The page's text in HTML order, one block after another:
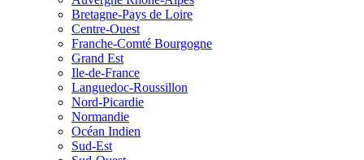
Bretagne-Pays de Loire
Centre-Ouest
Franche-Comté Bourgogne
Grand Est
Ile-de-France
Languedoc-Roussillon
Nord-Picardie
Normandie
Océan Indien
Sud-Est